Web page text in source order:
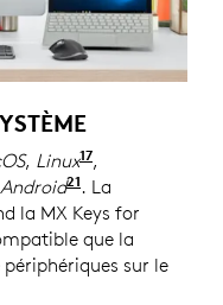
, Linux17Les fonctions
,
du dispositif seront
de base du
fonctions de base du
Android21 Les fonctions
. La
la MX Keys for
que la
sur le